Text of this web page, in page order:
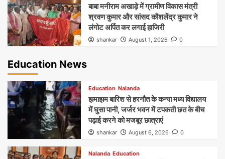
बाबा मनीराम अखाड़े में ग्रामीण विकास मंत्री
श्रवण कुमार और सांसद कौशलेंद्र कुमार ने
लंगोट अर्पित कर लगाई हाजिरी
shankar August 1, 2026 0
Education News
Education Nalanda
झमाझम बारिश से हरनौत के कन्या मध्य विद्यालय
में घुसा पानी, जर्जर भवन में टपकती छत के बीच
पढ़ाई करने को मजबूर छात्राएं
shankar August 6, 2026 0
Nalanda Education